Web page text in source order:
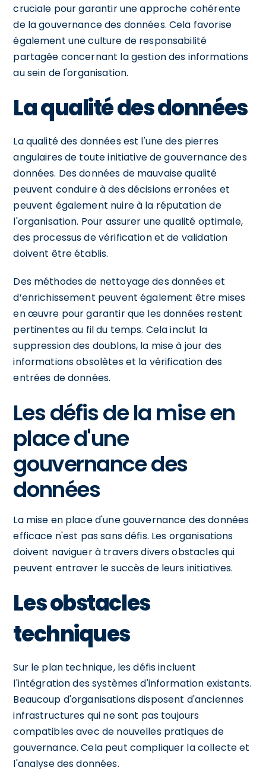
cruciale pour garantir une approche cohérente
de la gouvernance des données. Cela favorise
également une culture de responsabilité
partagée concernant la gestion des informations
au sein de l'organisation.
La qualité des données
La qualité des données est l'une des pierres
angulaires de toute initiative de gouvernance des
données. Des données de mauvaise qualité
peuvent conduire à des décisions erronées et
peuvent également nuire à la réputation de
l'organisation. Pour assurer une qualité optimale,
des processus de vérification et de validation
doivent être établis.
Des méthodes de nettoyage des données et
d’enrichissement peuvent également être mises
en œuvre pour garantir que les données restent
pertinentes au fil du temps. Cela inclut la
suppression des doublons, la mise à jour des
informations obsolètes et la vérification des
entrées de données.
Les défis de la mise en
place d'une
gouvernance des
données
La mise en place d'une gouvernance des données
efficace n'est pas sans défis. Les organisations
doivent naviguer à travers divers obstacles qui
peuvent entraver le succès de leurs initiatives.
Les obstacles
techniques
Sur le plan technique, les défis incluent
l'intégration des systèmes d'information existants.
Beaucoup d'organisations disposent d'anciennes
infrastructures qui ne sont pas toujours
compatibles avec de nouvelles pratiques de
gouvernance. Cela peut compliquer la collecte et
l'analyse des données.